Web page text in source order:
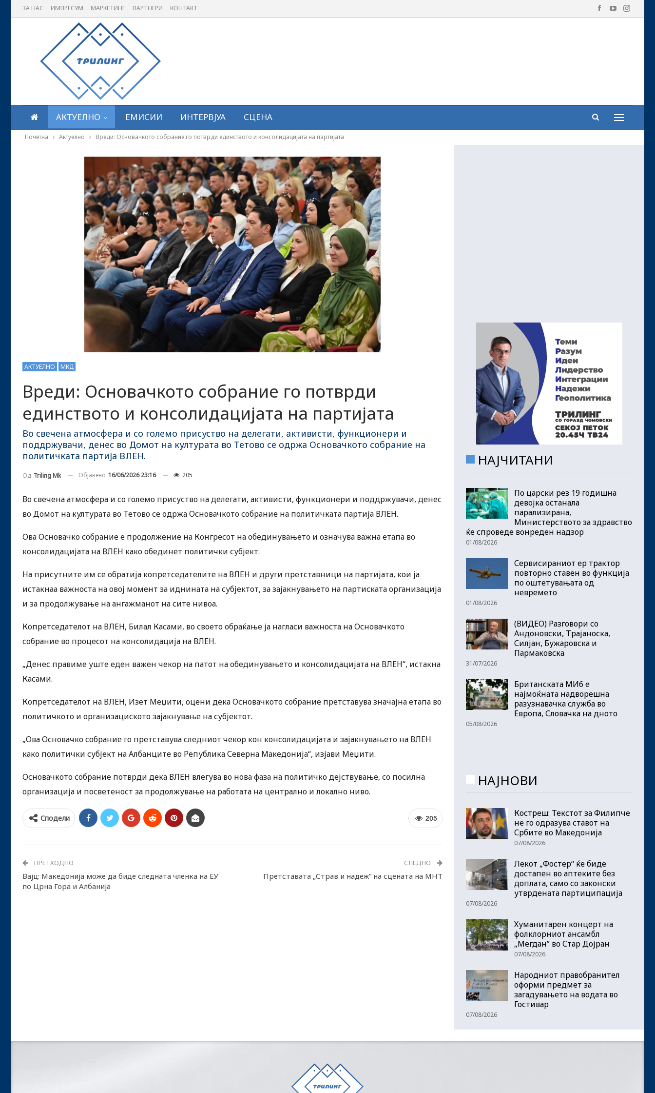
ЗА НАС ИМПРЕСУМ МАРКЕТИНГ ПАРТНЕРИ КОНТАКТ
АКТУЕЛНО ЕМИСИИ ИНТЕРВЈУА СЦЕНА
Почетна Актуелно Вреди: Основачкото собрание го потврди единството и консолидацијата на партијата
АКТУЕЛНО МКД
Вреди: Основачкото собрание го потврди
единството и консолидацијата на партијата
Во свечена атмосфера и со големо присуство на делегати, активисти, функционери и
поддржувачи, денес во Домот на културата во Тетово се одржа Основачкото собрание на
политичката партија ВЛЕН.
Од Triling Mk Објавено 16/06/2026 23:16 205
Во свечена атмосфера и со големо присуство на делегати, активисти, функционери и поддржувачи, денес
во Домот на културата во Тетово се одржа Основачкото собрание на политичката партија ВЛЕН.
Ова Основачко собрание е продолжение на Конгресот на обединувањето и означува важна етапа во
консолидацијата на ВЛЕН како обединет политички субјект.
На присутните им се обратија копретседателите на ВЛЕН и други претставници на партијата, кои ја
истакнаа важноста на овој момент за иднината на субјектот, за зајакнувањето на партиската организација
и за продолжување на ангажманот на сите нивоа.
Копретседателот на ВЛЕН, Билал Касами, во своето обраќање ја нагласи важноста на Основачкото
собрание во процесот на консолидација на ВЛЕН.
„Денес правиме уште еден важен чекор на патот на обединувањето и консолидацијата на ВЛЕН“, истакна
Касами.
Копретседателот на ВЛЕН, Изет Меџити, оцени дека Основачкото собрание претставува значајна етапа во
политичкото и организациското зајакнување на субјектот.
„Ова Основачко собрание го претставува следниот чекор кон консолидацијата и зајакнувањето на ВЛЕН
како политички субјект на Албанците во Република Северна Македонија“, изјави Меџити.
Основачкото собрание потврди дека ВЛЕН влегува во нова фаза на политичко дејствување, со посилна
организација и посветеност за продолжување на работата на централно и локално ниво.
205
Сподели
ПРЕТХОДНО
Вајц: Македонија може да биде следната членка на ЕУ
по Црна Гора и Албанија
СЛЕДНО
Претставата „Страв и надеж“ на сцената на МНТ
НАЈЧИТАНИ
По царски рез 19 годишна
девојка останала
парализирана,
Министерството за здравство
ќе спроведе вонреден надзор
01/08/2026
Сервисираниот ер трактор
повторно ставен во функција
по оштетувањата од
невремето
01/08/2026
(ВИДЕО) Разговори со
Андоновски, Трајаноска,
Силјан, Бужаровска и
Пармаковска
31/07/2026
Британската МИ6 е
најмоќната надворешна
разузнавачка служба во
Европа, Словачка на дното
05/08/2026
НАЈНОВИ
Костреш: Текстот за Филипче
не го одразува ставот на
Србите во Македонија
07/08/2026
Лекот „Фостер“ ќе биде
достапен во аптеките без
доплата, само со законски
утврдената партиципација
07/08/2026
Хуманитарен концерт на
фолклорниот ансамбл
„Мегдан” во Стар Дојран
07/08/2026
Народниот правобранител
оформи предмет за
загадувањето на водата во
Гостивар
07/08/2026